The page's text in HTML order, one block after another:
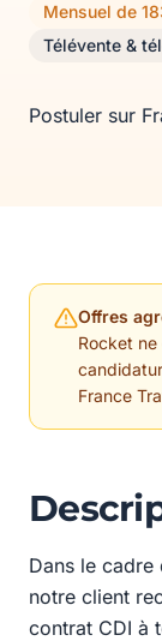
Mensuel de
Télévente &
Postuler sur
Offres
Rocket
France
Dans le cadre
notre client
contrat CDI à